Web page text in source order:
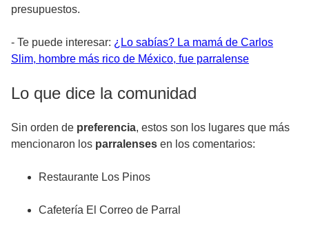
presupuestos.
- Te puede interesar: ¿Lo sabías? La mamá de Carlos
Slim, hombre más rico de México, fue parralense
Lo que dice la comunidad
Sin orden de preferencia, estos son los lugares que más
mencionaron los parralenses en los comentarios:
Restaurante Los Pinos
Cafetería El Correo de Parral